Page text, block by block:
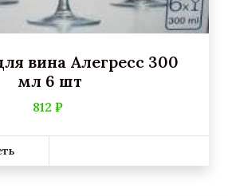
вина Алегресс 300
мл 6 шт
812 ₽